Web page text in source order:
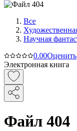
Все
Научная
0.00Оценить
Электронная книга
Файл 404